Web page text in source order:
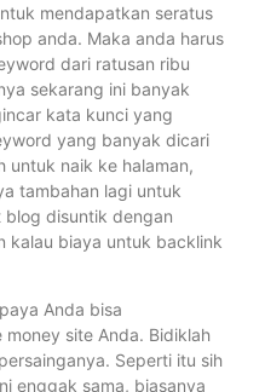
mendapatkan seratus
anda. Maka anda harus
dari ratusan ribu
sekarang ini banyak
kata kunci yang
yang banyak dicari
untuk naik ke halaman,
tambahan lagi untuk
blog disuntik dengan
kalau biaya untuk backlink
Anda bisa
site Anda. Bidiklah
Seperti itu sih
enggak sama, biasanya